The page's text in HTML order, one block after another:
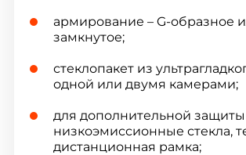
армирование – G-образное
замкнутое;
стеклопакет из
одной или двумя камерами;
для дополнительной защиты
низкоэмиссионные стекла,
дистанционная рамка;